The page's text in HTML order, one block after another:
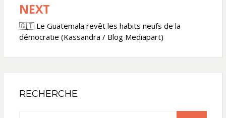
NEXT
🇬🇹 Le Guatemala revêt les habits neufs de la
démocratie (Kassandra / Blog Mediapart)
RECHERCHE